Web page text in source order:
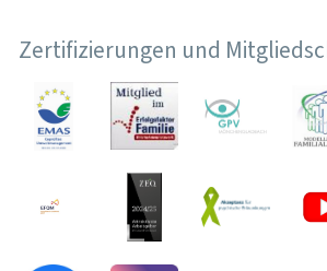
Zertifizierungen und